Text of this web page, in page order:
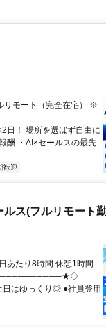
リモート（完全在宅） ※
日！ 場所を選ばず自由に
酬 ・AI×セールスの最先
歓迎
ス(フルリモート
あたり8時間 休憩1時間
日はゆっくり◎ ●社員登用